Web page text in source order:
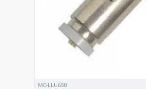
MC-LLU650